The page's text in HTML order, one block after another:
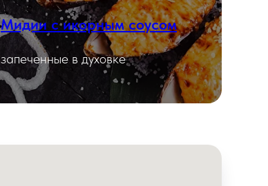
Мидии с икорным соусом
запеченные в духовке
Смотреть